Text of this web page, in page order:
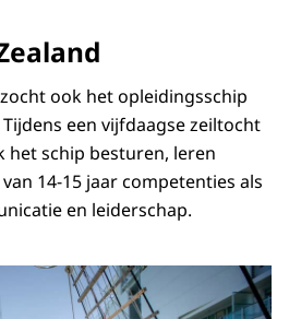
ook het opleidingsschip
een vijfdaagse zeiltocht
het schip besturen, leren
14-15 jaar competenties als
en leiderschap.